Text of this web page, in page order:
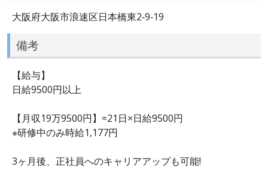
大阪府大阪市浪速区日本橋東2‐9‐19
備考
【給与】
日給9500円以上
【月収19万9500円】=21日×日給9500円
※研修中のみ時給1,177円
3ヶ月後、正社員へのキャリアアップも可能!